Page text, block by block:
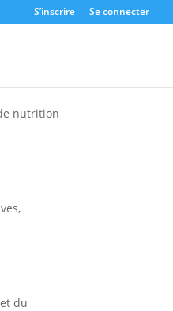
S’inscrire Se connecter
nutrition
du